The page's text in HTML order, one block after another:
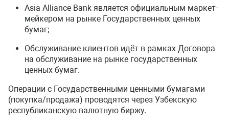
Asia Alliance Bank является официальным маркет-
мейкером на рынке Государственных ценных
бумаг;
Обслуживание клиентов идёт в рамках Договора
на обслуживание на рынке государственных
ценных бумаг.
Операции с Государственными ценными бумагами
(покупка/продажа) проводятся через Узбекскую
республиканскую валютную биржу.